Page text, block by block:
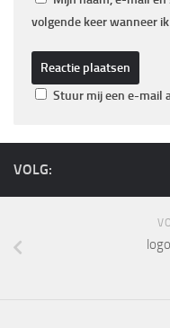
volgende keer wanneer
Stuur mij een e-mail
VOLG: